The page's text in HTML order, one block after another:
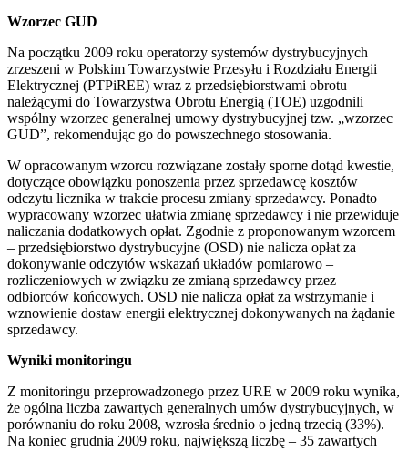
Wzorzec GUD
Na początku 2009 roku operatorzy systemów dystrybucyjnych
zrzeszeni w Polskim Towarzystwie Przesyłu i Rozdziału Energii
Elektrycznej (PTPiREE) wraz z przedsiębiorstwami obrotu
należącymi do Towarzystwa Obrotu Energią (TOE) uzgodnili
wspólny wzorzec generalnej umowy dystrybucyjnej tzw. „wzorzec
GUD”, rekomendując go do powszechnego stosowania.
W opracowanym wzorcu rozwiązane zostały sporne dotąd kwestie,
dotyczące obowiązku ponoszenia przez sprzedawcę kosztów
odczytu licznika w trakcie procesu zmiany sprzedawcy. Ponadto
wypracowany wzorzec ułatwia zmianę sprzedawcy i nie przewiduje
naliczania dodatkowych opłat. Zgodnie z proponowanym wzorcem
– przedsiębiorstwo dystrybucyjne (OSD) nie nalicza opłat za
dokonywanie odczytów wskazań układów pomiarowo –
rozliczeniowych w związku ze zmianą sprzedawcy przez
odbiorców końcowych. OSD nie nalicza opłat za wstrzymanie i
wznowienie dostaw energii elektrycznej dokonywanych na żądanie
sprzedawcy.
Wyniki monitoringu
Z monitoringu przeprowadzonego przez URE w 2009 roku wynika,
że ogólna liczba zawartych generalnych umów dystrybucyjnych, w
porównaniu do roku 2008, wzrosła średnio o jedną trzecią (33%).
Na koniec grudnia 2009 roku, największą liczbę – 35 zawartych